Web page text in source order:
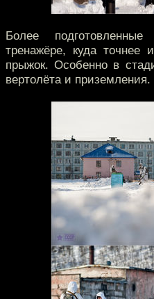
Более
тренажёре, куда
прыжок. Особенно в
вертолёта и приземления.